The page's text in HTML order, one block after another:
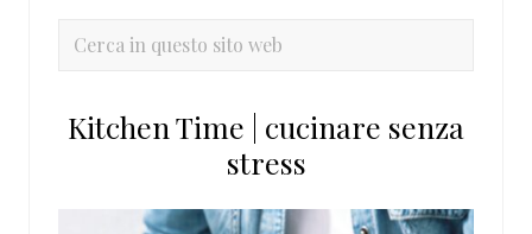
primaria
Cerca
sito
Kitchen Time | cucinare senza
stress